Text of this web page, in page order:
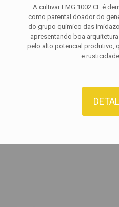
A cultivar FMG 1002 CL é
como parental doador do
do grupo químico das
apresentando boa
pelo alto potencial produtivo,
e